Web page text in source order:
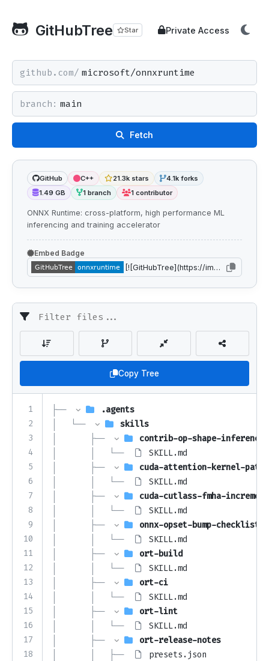
GitHubTree Star Private Access
github.com/
branch:
Fetch
GitHub C++ 21.3k stars
4.1k forks
1.49 GB
1 branch 1 contributor
ONNX Runtime: cross-platform, high performance ML
inferencing and training accelerator
Embed Badge
Copy Tree
1
2
3
4
5
6
7
8
9
10
11
12
13
14
15
16
17
18
├──
.agents
│   └──
skills
│       ├──
contrib-op-shape-inference-
│       │   └──
SKILL.md
│       ├──
cuda-attention-kernel-
│       │   └──
SKILL.md
│       ├──
cuda-cutlass-fmha-
│       │   └──
SKILL.md
│       ├──
onnx-opset-bump-checklist
│       │   └──
SKILL.md
│       ├──
ort-build
│       │   └──
SKILL.md
│       ├──
ort-ci
│       │   └──
SKILL.md
│       ├──
ort-lint
│       │   └──
SKILL.md
│       ├──
ort-release-notes
│       │   ├──
presets.json